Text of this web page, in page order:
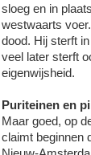
sloeg en in
westwaarts
dood. Hij sterft
veel later sterft
eigenwijsheid.
Puriteinen en
Maar goed, op
claimt beginnen